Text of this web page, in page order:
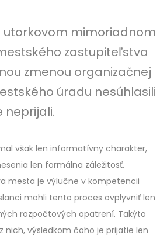
utorkovom mimoriadnom
zastupiteľstva
zmenou organizačnej
úradu nesúhlasili
neprijali.
však len informatívny charakter,
len formálna záležitosť.
mesta je výlučne v kompetencii
mohli tento proces ovplyvniť len
rozpočtových opatrení. Takýto
nich, výsledkom čoho je prijatie len